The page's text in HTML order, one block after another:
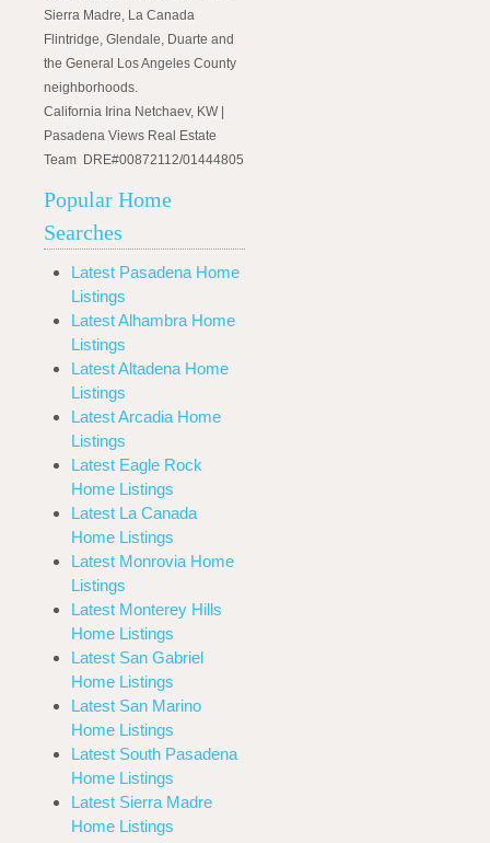
Sierra Madre, La Canada
Flintridge, Glendale, Duarte and
the General Los Angeles County
neighborhoods.
California Irina Netchaev, KW |
Pasadena Views Real Estate
Team DRE#00872112/01444805
Popular Home
Searches
Latest Pasadena Home
Listings
Latest Alhambra Home
Listings
Latest Altadena Home
Listings
Latest Arcadia Home
Listings
Latest Eagle Rock
Home Listings
Latest La Canada
Home Listings
Latest Monrovia Home
Listings
Latest Monterey Hills
Home Listings
Latest San Gabriel
Home Listings
Latest San Marino
Home Listings
Latest South Pasadena
Home Listings
Latest Sierra Madre
Home Listings